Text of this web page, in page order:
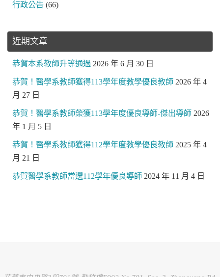
行政公告 (66)
近期文章
恭賀本系教師升等通過 2026 年 6 月 30 日
恭賀！醫學系教師獲得113學年度教學優良教師 2026 年 4
月 27 日
恭賀！醫學系教師榮獲113學年度優良導師-傑出導師 2026
年 1 月 5 日
恭賀！醫學系教師獲得112學年度教學優良教師 2025 年 4
月 21 日
恭賀醫學系教師當選112學年優良導師 2024 年 11 月 4 日